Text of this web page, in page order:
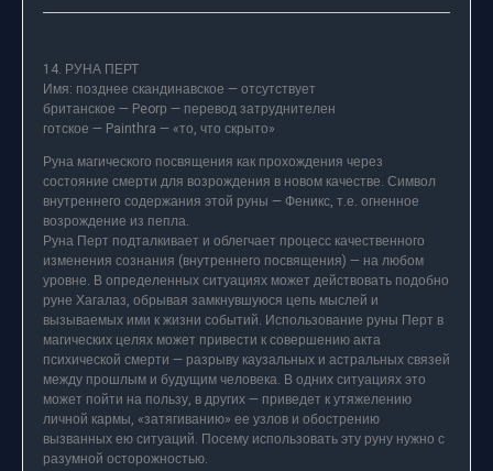
14. РУНА ПЕРТ
Имя: позднее скандинавское — отсутствует
британское — Peorр — перевод затруднителен
готское — Painthra — «то, что скрыто»
Руна магического посвящения как прохождения через
состояние смерти для возрождения в новом качестве. Символ
внутреннего содержания этой руны — Феникс, т.е. огненное
возрождение из пепла.
Руна Перт подталкивает и облегчает процесс качественного
изменения сознания (внутреннего посвящения) — на любом
уровне. В определенных ситуациях может действовать подобно
руне Хагалаз, обрывая замкнувшуюся цепь мыслей и
вызываемых ими к жизни событий. Использование руны Перт в
магических целях может привести к совершению акта
психической смерти — разрыву каузальных и астральных связей
между прошлым и будущим человека. В одних ситуациях это
может пойти на пользу, в других — приведет к утяжелению
личной кармы, «затягиванию» ее узлов и обострению
вызванных ею ситуаций. Посему использовать эту руну нужно с
разумной осторожностью.